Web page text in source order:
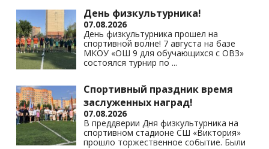
s
ni
ki
p k
День физкультурника!
07.08.2026
День физкультурника прошел на
спортивной волне! 7 августа на базе
МКОУ «ОШ 9 для обучающихся с ОВЗ»
состоялся турнир по ...
Спортивный праздник время
заслуженных наград!
07.08.2026
В преддверии Дня физкультурника на
спортивном стадионе СШ «Виктория»
прошло торжественное событие. Были